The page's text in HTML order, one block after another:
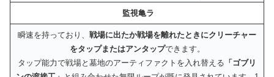
監視亀ラ
瞬速を持っており、 戦場に出たか戦場を離れたときにクリーチャー
をタップまたはアンタップできます。
タップ能力で戦場と墓地のアーティファクトを入れ替える 「ゴブリ